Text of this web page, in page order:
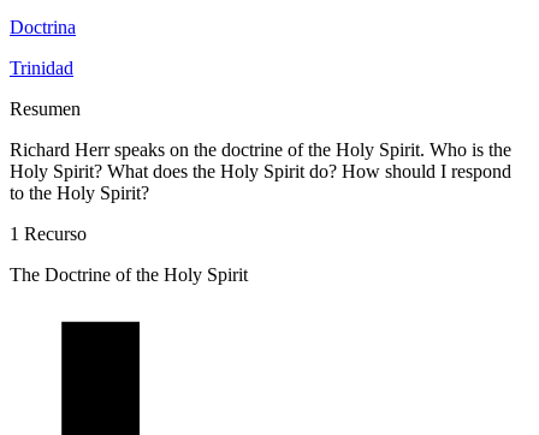
Doctrina
Trinidad
Resumen
Richard Herr speaks on the doctrine of the Holy Spirit. Who is the
Holy Spirit? What does the Holy Spirit do? How should I respond
to the Holy Spirit?
1 Recurso
The Doctrine of the Holy Spirit